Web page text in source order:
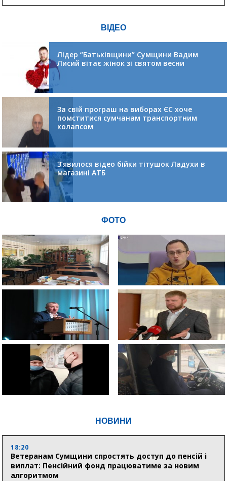
НОВИНИ
18:20
Ветеранам Сумщини спростять доступ до пенсій і
виплат: Пенсійний фонд працюватиме за новим
алгоритмом
ВІДЕО
Лідер “Батьківщини” Сумщини Вадим
Лисий вітає жінок зі святом весни
За свій програш на виборах ЄС хоче
помститися сумчанам транспортним
колапсом
З’явилося відео бійки тітушок Ладухи в
магазині АТБ
ФОТО